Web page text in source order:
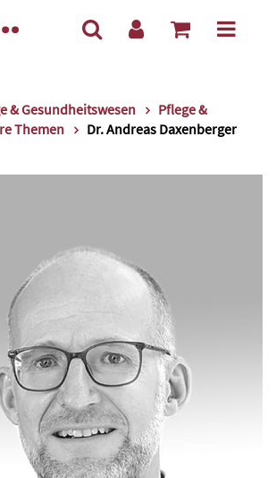
& Gesundheitswesen
Pflege &
Themen
Dr. Andreas Daxenberger